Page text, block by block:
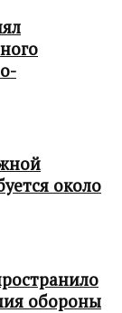
около
обороны